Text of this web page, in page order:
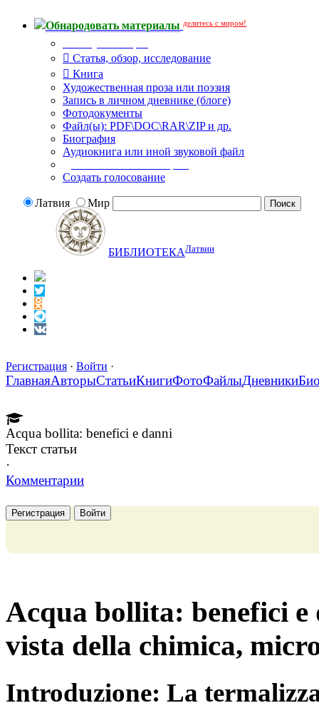
Обнародовать материалы делитесь с миром!
Статья, обзор, исследование
Книга
Художественная проза или поэзия
Запись в личном дневнике (блоге)
Фотодокументы
Файл(ы): PDF\DOC\RAR\ZIP и др.
Биография
Аудиокнига или иной звуковой файл
Создать голосование
Латвия Мир
БИБЛИОТЕКАЛатвии
Регистрация · Войти ·
ГлавнаяАвторыСтатьиКнигиФотоФайлыДневники
Acqua bollita: benefici e danni
Текст статьи
·
Комментарии
Регистрация Войти
Acqua bollita: benefici
vista della chimica,
Introduzione: La